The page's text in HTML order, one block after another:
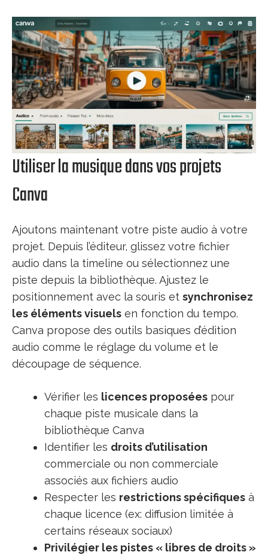
Utiliser la musique dans vos projets
Canva
Ajoutons maintenant votre piste audio à votre
projet. Depuis l’éditeur, glissez votre fichier
audio dans la timeline ou sélectionnez une
piste depuis la bibliothèque. Ajustez le
positionnement avec la souris et synchronisez
les éléments visuels en fonction du tempo.
Canva propose des outils basiques d’édition
audio comme le réglage du volume et le
découpage de séquence.
Vérifier les licences proposées pour
chaque piste musicale dans la
bibliothèque Canva
Identifier les droits d’utilisation
commerciale ou non commerciale
associés aux fichiers audio
Respecter les restrictions spécifiques à
chaque licence (ex: diffusion limitée à
certains réseaux sociaux)
Privilégier les pistes « libres de droits »